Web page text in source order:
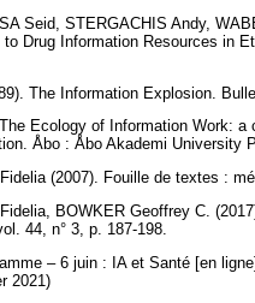
Seid, STERGACHIS Andy,
to Drug Information Resources in
The Information Explosion.
Ecology of Information Work:
Åbo : Åbo Akademi University
Fidelia (2007). Fouille de textes :
BOWKER Geoffrey C.
44, n° 3, p. 187-198.
– 6 juin : IA et Santé [en
2021)